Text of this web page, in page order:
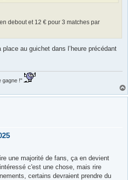
debout et 12 € pour 3 matches par
au guichet dans l’heure précédant
gagne !"
une majorité de fans, ça en devient
c'est une chose, mais rire
certains devraient prendre du